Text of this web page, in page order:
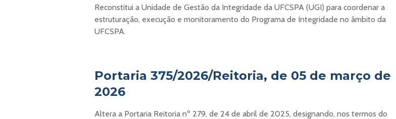
Reconstitui a Unidade de Gestão da Integridade da UFCSPA (UGI) para coordenar a
estruturação, execução e monitoramento do Programa de Integridade no âmbito da
UFCSPA.
Portaria 375/2026/Reitoria, de 05 de março de
2026
Altera a Portaria Reitoria nº 279, de 24 de abril de 2025, designando, nos termos do